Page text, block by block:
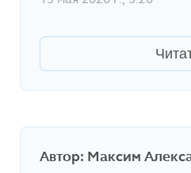
Автор: Максим